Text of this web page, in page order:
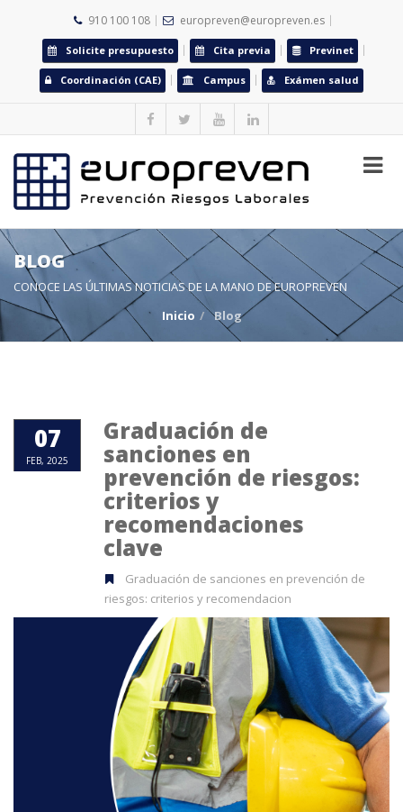
910 100 108 europreven@europreven.es
Solicite presupuesto Cita previa Previnet
Coordinación (CAE) Campus Exámen salud
BLOG
CONOCE LAS ÚLTIMAS NOTICIAS DE LA MANO DE EUROPREVEN
Inicio
Blog
07
FEB, 2025
Graduación de
sanciones en
prevención de riesgos:
criterios y
recomendaciones
clave
Graduación de sanciones en prevención de
riesgos: criterios y recomendacion